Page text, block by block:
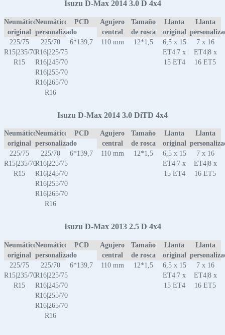
Isuzu D-Max 2014 3.0 D 4x4
Neumático
original
Neumático
personalizado
PCD
Agujero
central
Tamaño
de rosca
Llanta
original
Llanta
225/75
R15|235/70
R15
225/70
R16|225/75
R16|245/70
R16|255/70
R16|265/70
R16
6*139,7 110 mm 12*1,5
6,5 x 15
ET4|7 x
15 ET4
7 x 16
ET4|8 x
16 ET5
Isuzu D-Max 2014 3.0 DiTD 4x4
Neumático
original
Neumático
personalizado
PCD
Agujero
central
Tamaño
de rosca
Llanta
original
Llanta
225/75
R15|235/70
R15
225/70
R16|225/75
R16|245/70
R16|255/70
R16|265/70
R16
6*139,7 110 mm 12*1,5
6,5 x 15
ET4|7 x
15 ET4
7 x 16
ET4|8 x
16 ET5
Isuzu D-Max 2013 2.5 D 4x4
Neumático
original
Neumático
personalizado
PCD
Agujero
central
Tamaño
de rosca
Llanta
original
Llanta
225/75
R15|235/70
R15
225/70
R16|225/75
R16|245/70
R16|255/70
R16|265/70
R16
6*139,7 110 mm 12*1,5
6,5 x 15
ET4|7 x
15 ET4
7 x 16
ET4|8 x
16 ET5